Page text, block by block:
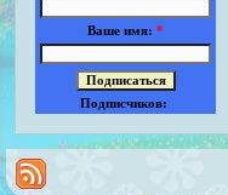
Ваше имя: *
Подписчиков: